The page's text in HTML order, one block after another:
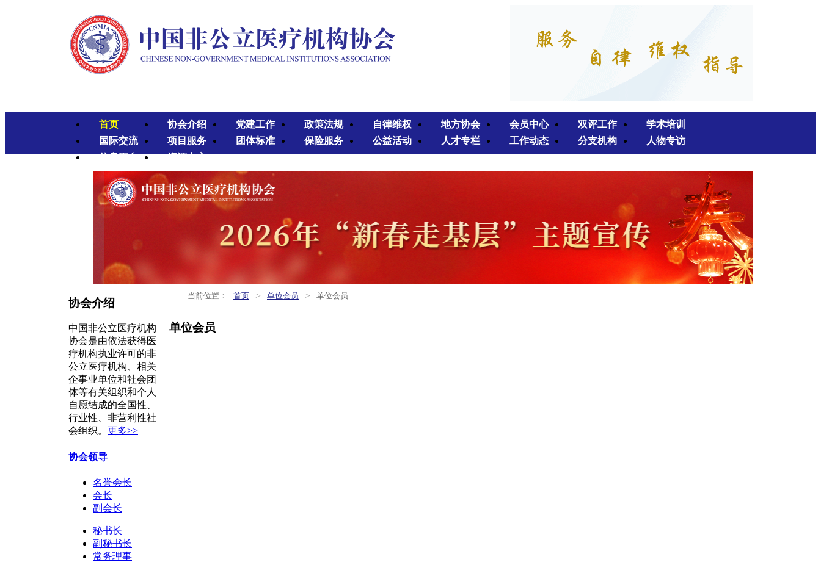
首页 协会介绍 党建工作 政策法规 自律维权 地方协会 会员中心 双评工作
学术培训
国际交流
项目服务 团体标准 保险服务 公益活动 人才专栏 工作动态 分支机构
人物专访
信息平台
资源中心
协会介绍
中国非公立医疗机构
协会是由依法获得医
疗机构执业许可的非
公立医疗机构、相关
企事业单位和社会团
体等有关组织和个人
自愿结成的全国性、
行业性、非营利性社
会组织。 更多>>
协会领导
名誉会长
会长
副会长
秘书长
副秘书长
常务理事
当前位置： 首页 > 单位会员 > 单位会员
单位会员